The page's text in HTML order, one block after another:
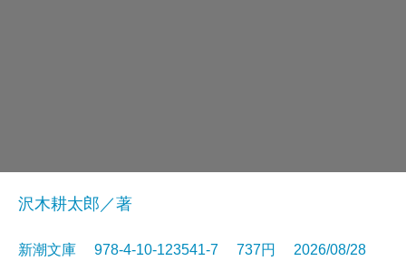
沢木耕太郎／著
新潮文庫 978-4-10-123541-7 737円 2026/08/28